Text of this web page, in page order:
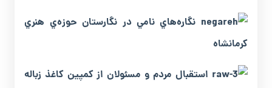
نگاره‌هاي ‌نامي‌ در نگارستان ‌حوزه‌ي‌ هنري‌
کرمانشاه
استقبال‌ مردم ‌و ‌مسئولان ‌از‌ کمپين ‌کاغذ‌ زباله